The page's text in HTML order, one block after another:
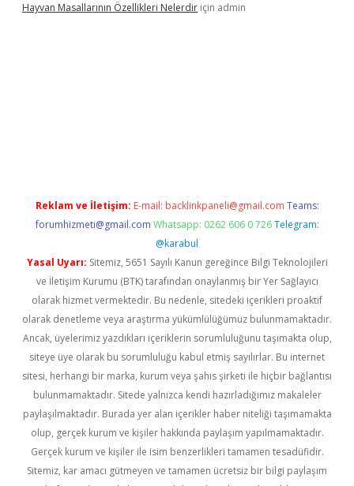
Hayvan Masallarının Özellikleri Nelerdir için admin
Reklam ve İletişim: E-mail: backlinkpaneli@gmail.com Teams:
forumhizmeti@gmail.com Whatsapp: 0262 606 0 726 Telegram:
@karabul
Yasal Uyarı: Sitemiz, 5651 Sayılı Kanun gereğince Bilgi Teknolojileri
ve İletişim Kurumu (BTK) tarafından onaylanmış bir Yer Sağlayıcı
olarak hizmet vermektedir. Bu nedenle, sitedeki içerikleri proaktif
olarak denetleme veya araştırma yükümlülüğümüz bulunmamaktadır.
Ancak, üyelerimiz yazdıkları içeriklerin sorumluluğunu taşımakta olup,
siteye üye olarak bu sorumluluğu kabul etmiş sayılırlar. Bu internet
sitesi, herhangi bir marka, kurum veya şahıs şirketi ile hiçbir bağlantısı
bulunmamaktadır. Sitede yalnızca kendi hazırladığımız makaleler
paylaşılmaktadır. Burada yer alan içerikler haber niteliği taşımamakta
olup, gerçek kurum ve kişiler hakkında paylaşım yapılmamaktadır.
Gerçek kurum ve kişiler ile isim benzerlikleri tamamen tesadüfidir.
Sitemiz, kar amacı gütmeyen ve tamamen ücretsiz bir bilgi paylaşım